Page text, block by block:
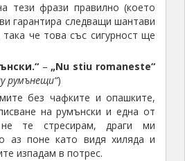
тези фрази правилно (което
гарантира следващи шантави
че това със сигурност ще
– „Nu stiu romaneste“
румънещи“)
без чафките и опашките,
на румънски и една от
те стресирам, драги ми
аз поне като видя хиляда и
изпадам в потрес.